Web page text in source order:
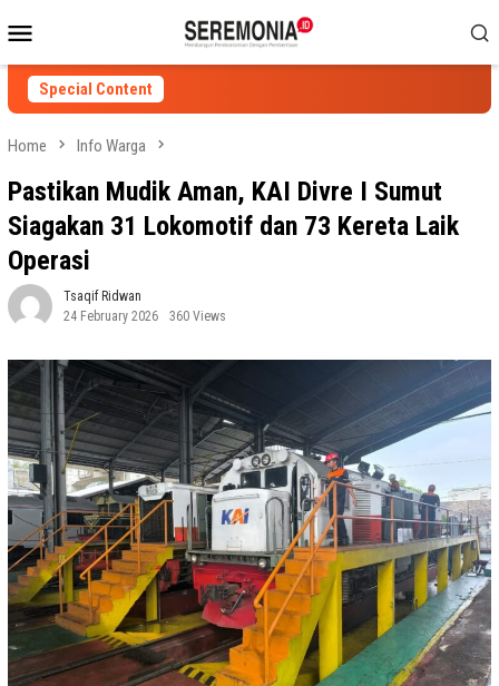
to
contentMenu
Special Content
Home Info Warga
Pastikan Mudik Aman, KAI Divre I Sumut
Siagakan 31 Lokomotif dan 73 Kereta Laik
Operasi
Tsaqif Ridwan
24 February 2026
360 Views